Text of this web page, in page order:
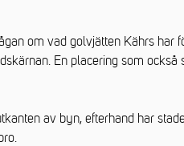
om vad golvjätten Kährs
En placering som
av byn, efterhand har